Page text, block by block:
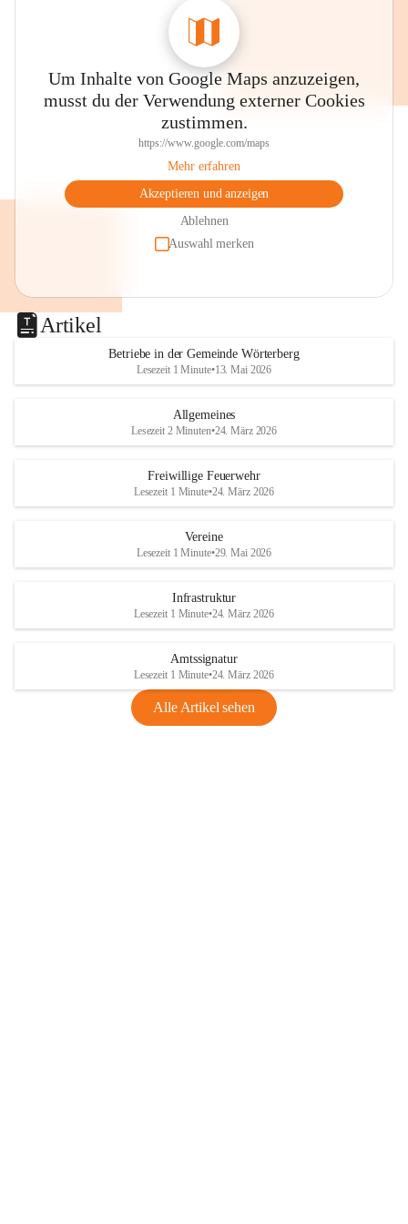
Um Inhalte von Google Maps anzuzeigen,
musst du der Verwendung externer Cookies
zustimmen.
https://www.google.com/maps
Mehr erfahren
Akzeptieren und anzeigen
Ablehnen
Auswahl merken
Artikel
Betriebe in der Gemeinde Wörterberg
Lesezeit 1 Minute•13. Mai 2026
Allgemeines
Lesezeit 2 Minuten•24. März 2026
Freiwillige Feuerwehr
Lesezeit 1 Minute•24. März 2026
Vereine
Lesezeit 1 Minute•29. Mai 2026
Infrastruktur
Lesezeit 1 Minute•24. März 2026
Amtssignatur
Lesezeit 1 Minute•24. März 2026
Alle Artikel sehen